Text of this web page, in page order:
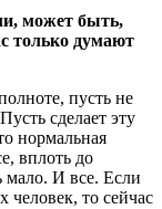
может быть,
только думают
пусть не
сделает эту
нормальная
вплоть до
И все. Если
человек, то сейчас